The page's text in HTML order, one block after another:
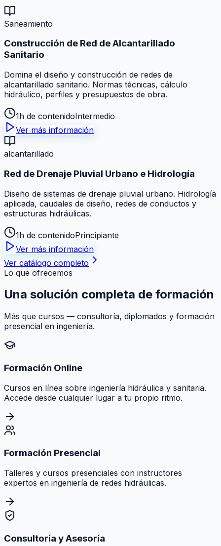
Saneamiento
Construcción de Red de Alcantarillado
Sanitario
Domina el diseño y construcción de redes de
alcantarillado sanitario. Normas técnicas, cálculo
hidráulico, perfiles y presupuestos de obra.
1h de contenidoIntermedio
Ver más información
alcantarillado
Red de Drenaje Pluvial Urbano e Hidrología
Diseño de sistemas de drenaje pluvial urbano. Hidrología
aplicada, caudales de diseño, redes de conductos y
estructuras hidráulicas.
1h de contenidoPrincipiante
Ver más información
Ver catálogo completo
Lo que ofrecemos
Una solución completa de formación
Más que cursos — consultoría, diplomados y formación
presencial en ingeniería.
Formación Online
Cursos en línea sobre ingeniería hidráulica y sanitaria.
Accede desde cualquier lugar a tu propio ritmo.
Formación Presencial
Talleres y cursos presenciales con instructores
expertos en ingeniería de redes hidráulicas.
Consultoría y Asesoría